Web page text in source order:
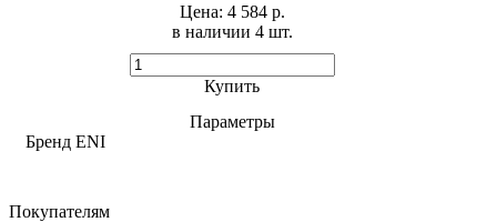
в наличии 4 шт. ​
Цена: 4 584 р.
Купить
Параметры
Бренд ENI
Покупателям